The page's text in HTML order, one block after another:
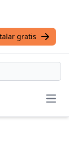
gratis